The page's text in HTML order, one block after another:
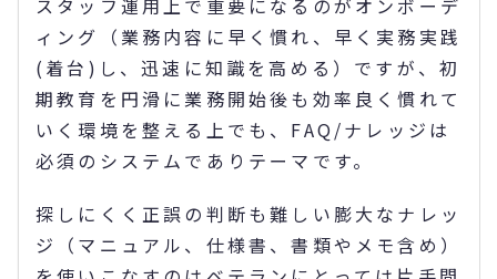
スタッフ運用上で重要になるのがオンボーデ
ィング（業務内容に早く慣れ、早く実務実践
(着台)し、迅速に知識を高める）ですが、初
期教育を円滑に業務開始後も効率良く慣れて
いく環境を整える上でも、FAQ/ナレッジは
必須のシステムでありテーマです。
探しにくく正誤の判断も難しい膨大なナレッ
ジ（マニュアル、仕様書、書類やメモ含め）